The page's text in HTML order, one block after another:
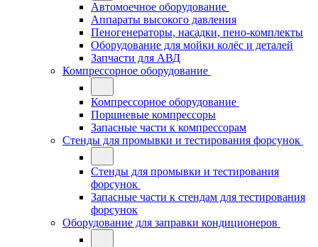
Автомоечное оборудование
Аппараты высокого давления
Пеногенераторы, насадки, пено-комплекты
Оборудование для мойки колёс и деталей
Запчасти для АВД
Компрессорное оборудование
Компрессорное оборудование
Поршневые компрессоры
Запасные части к компрессорам
Стенды для промывки и тестирования форсунок
Стенды для промывки и тестирования
форсунок
Запасные части к стендам для тестирования
форсунок
Оборудование для заправки кондиционеров